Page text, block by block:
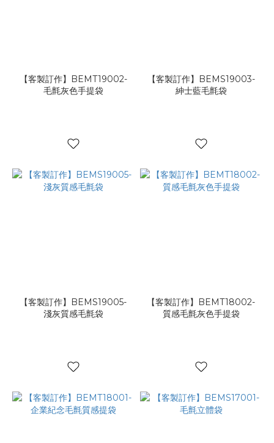
【客製訂作】BEMT19002-
毛氈灰色手提袋
【客製訂作】BEMS19003-
紳士藍毛氈袋
【客製訂作】BEMS19005-
淺灰質感毛氈袋
【客製訂作】BEMT18002-
質感毛氈灰色手提袋